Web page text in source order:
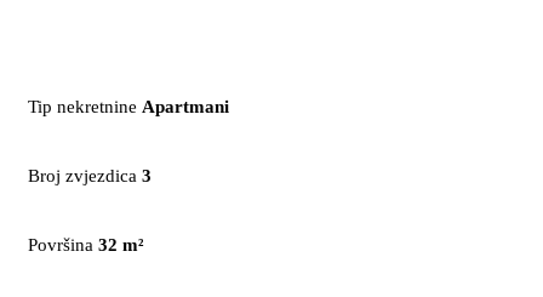
Tip nekretnine Apartmani
Broj zvjezdica 3
Površina 32 m²